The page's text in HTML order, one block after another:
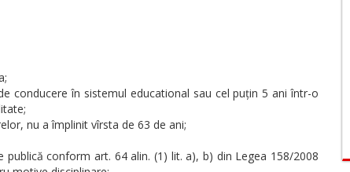
conducere în sistemul educational sau cel puțin 5 ani într-o
nu a împlinit vîrsta de 63 de ani;
conform art. 64 alin. (1) lit. a), b) din Legea 158/2008